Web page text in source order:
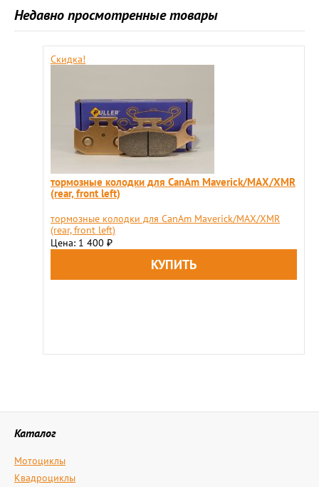
Недавно просмотренные товары
Скидка!
тормозные колодки для CanAm Maverick/MAX/XMR
(rear, front left)
тормозные колодки для CanAm Maverick/MAX/XMR
(rear, front left)
Цена: 1 400 ₽
Каталог
Мотоциклы
Квадроциклы